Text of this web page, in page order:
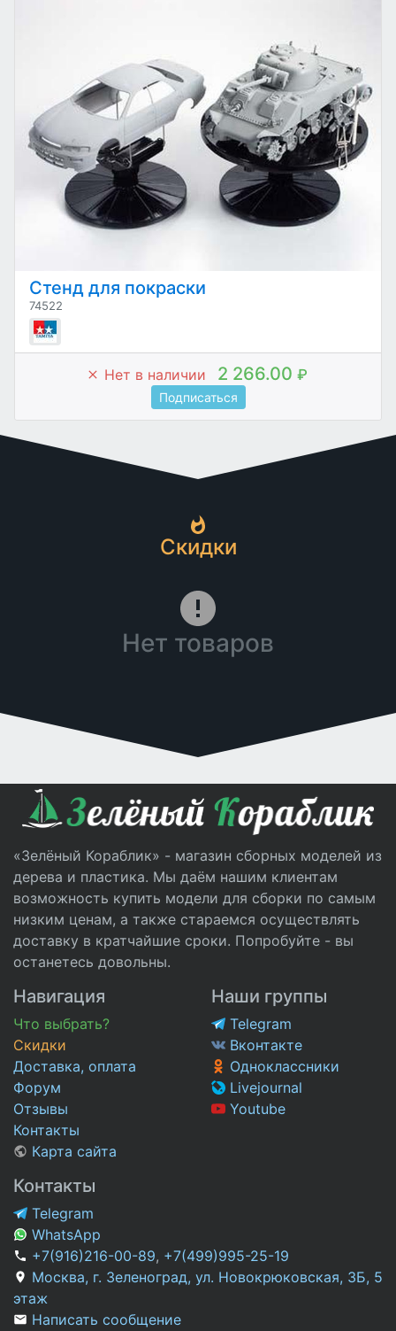
Стенд для покраски
74522
Нет в наличии 2 266.00 ₽
Подписаться
Скидки
Нет товаров
«Зелёный Кораблик» - магазин сборных моделей из
дерева и пластика. Мы даём нашим клиентам
возможность купить модели для сборки по самым
низким ценам, а также стараемся осуществлять
доставку в кратчайшие сроки. Попробуйте - вы
останетесь довольны.
Навигация
Что выбрать?
Скидки
Доставка, оплата
Форум
Отзывы
Контакты
Карта сайта
Наши группы
Telegram
Вконтакте
Одноклассники
Livejournal
Youtube
Контакты
Telegram
WhatsApp
+7(916)216-00-89, +7(499)995-25-19
Москва, г. Зеленоград, ул. Новокрюковская, 3Б, 5
этаж
Написать сообщение